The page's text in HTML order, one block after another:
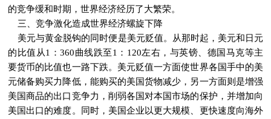
的竞争缓和时期，世界经济经历了大繁荣。
三、竞争激化造成世界经济螺旋下降
美元与黄金脱钩的同时便是美元贬值。从那时起，美元和日元
的比值从1：360曲线跌至1：120左右，与英镑、德国马克等主
要货币的比值也一路下跌。美元贬值一方面使世界各国手中的美
元储备购买力降低，能购买的美国货物减少，另一方面则是增强
美国商品的出口竞争力，削弱各国对本国市场的保护，并增加向
美国出口的难度。同时，美国企业以更大规模、更快速度向海外